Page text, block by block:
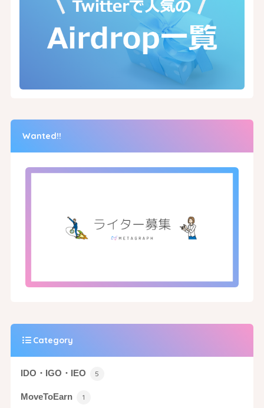
Wanted!!
Category
IDO・IGO・IEO 5
MoveToEarn 1